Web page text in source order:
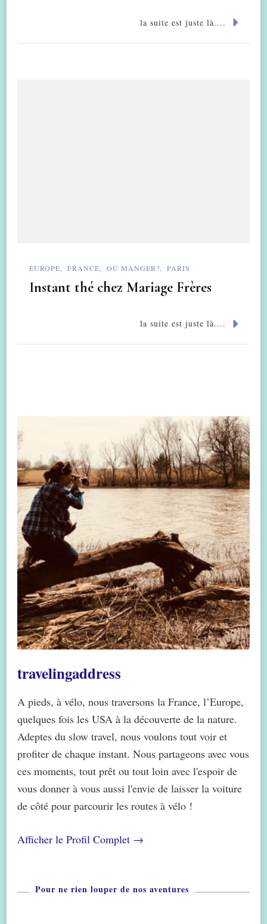
la suite est juste là....
EUROPE FRANCE OÙ MANGER? PARIS
Instant thé chez Mariage Frères
la suite est juste là....
travelingaddress
A pieds, à vélo, nous traversons la France, l’Europe,
quelques fois les USA à la découverte de la nature.
Adeptes du slow travel, nous voulons tout voir et
profiter de chaque instant. Nous partageons avec vous
ces moments, tout prêt ou tout loin avec l'espoir de
vous donner à vous aussi l'envie de laisser la voiture
de côté pour parcourir les routes à vélo !
Afficher le Profil Complet →
Pour ne rien louper de nos aventures